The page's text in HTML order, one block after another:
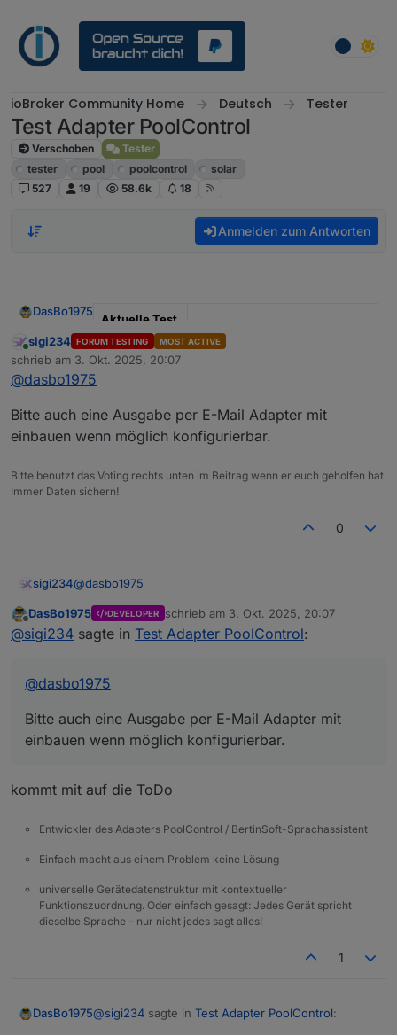
ioBroker Community Home Deutsch Tester
Test Adapter PoolControl
Verschoben
Tester
tester
pool poolcontrol
solar
527
19 58.6k 18
Anmelden zum Antworten
DasBo1975
Aktuelle Test
Version
1.4.1
Veröffentlichu
Github Link
https://github.com/DasBo1975/i
obroker.poolcontrol
Adapter-Beschreibung
Der Adapter
Zeitsteuerung, Aus) inkl. Frost- und
Solarsteuerung mit Hysterese und
Warnschwellen
Zeitsteuerung mit bis zu 3 konfigurierbaren
Zeitfenstern
README-Version hinzugefügt
mit externem kWh-Zähler
0.0.5 – Sprachausgabe über Alexa und
Telegram
Online
sigi234 FORUM TESTING MOST ACTIVE
schrieb am 3. Okt. 2025, 20:07
zuletzt editiert von
@dasbo1975
Bitte auch eine Ausgabe per E-Mail Adapter mit
einbauen wenn möglich konfigurierbar.
Bitte benutzt das Voting rechts unten im Beitrag wenn er euch geholfen hat.
Immer Daten sichern!
0
sigi234@dasbo1975
Bitte auch eine Ausgabe per E-Mail Adapter mit
einbauen wenn möglich konfigurierbar.
Offline
DasBo1975 DEVELOPER schrieb am 3. Okt. 2025, 20:07
zuletzt editiert von
@sigi234 sagte in Test Adapter PoolControl:
@dasbo1975
Bitte auch eine Ausgabe per E-Mail Adapter mit
einbauen wenn möglich konfigurierbar.
kommt mit auf die ToDo
Entwickler des Adapters PoolControl / BertinSoft-Sprachassistent
Einfach macht aus einem Problem keine Lösung
universelle Gerätedatenstruktur mit kontextueller
Funktionszuordnung. Oder einfach gesagt: Jedes Gerät spricht
dieselbe Sprache - nur nicht jedes sagt alles!
1
DasBo1975@sigi234 sagte in Test Adapter PoolControl: